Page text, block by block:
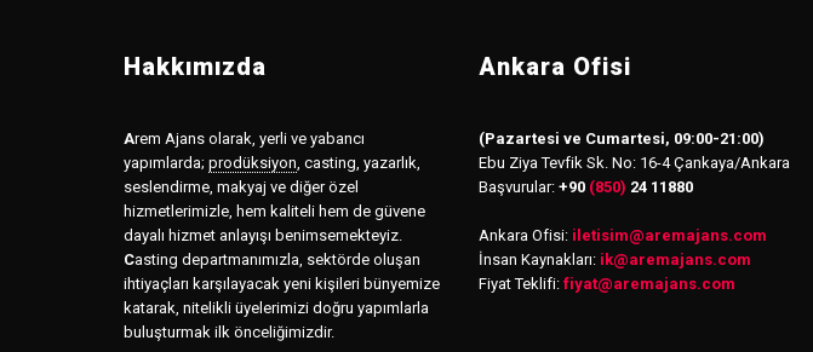
Hakkımızda
Arem Ajans olarak, yerli ve yabancı
yapımlarda; prodüksiyon casting, yazarlık,
seslendirme, makyaj ve diğer özel
hizmetlerimizle, hem kaliteli hem de güvene
dayalı hizmet anlayışı benimsemekteyiz.
Casting departmanımızla, sektörde oluşan
ihtiyaçları karşılayacak yeni kişileri bünyemize
katarak, nitelikli üyelerimizi doğru yapımlarla
buluşturmak ilk önceliğimizdir.
Ankara Ofisi
(Pazartesi ve Cumartesi, 09:00-21:00)
Ebu Ziya Tevfik Sk. No: 16-4 Çankaya/Ankara
Başvurular: +90 (850) 24 11880
Ankara Ofisi: iletisim@aremajans.com
İnsan Kaynakları: ik@aremajans.com
Fiyat Teklifi: fiyat@aremajans.com